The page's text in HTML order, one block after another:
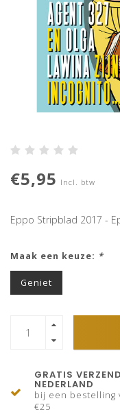
€5,95 Incl. btw
Eppo Stripblad 2017 -
Maak een keuze: *
Geniet
GRATIS
NEDERLAND
bij een bestelling
€25